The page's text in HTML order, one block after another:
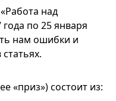
над
по 25 января
нам ошибки и
«приз») состоит из: